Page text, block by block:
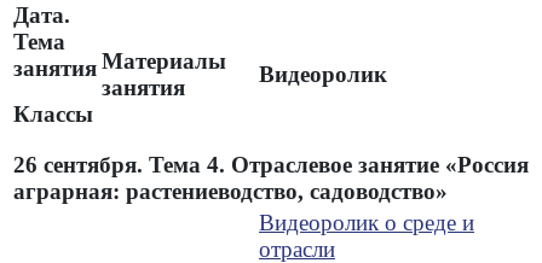
Дата.
Тема
занятия
Классы
Материалы
занятия
Видеоролик
26 сентября. Тема 4. Отраслевое занятие «Россия
аграрная: растениеводство, садоводство»
Видеоролик о среде и
отрасли